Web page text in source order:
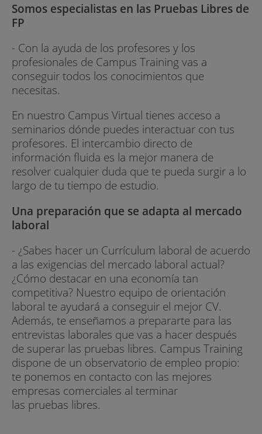
Somos especialistas en las Pruebas Libres de
FP
- Con la ayuda de los profesores y los
profesionales de Campus Training vas a
conseguir todos los conocimientos que
necesitas.
En nuestro Campus Virtual tienes acceso a
seminarios dónde puedes interactuar con tus
profesores. El intercambio directo de
información fluida es la mejor manera de
resolver cualquier duda que te pueda surgir a lo
largo de tu tiempo de estudio.
Una preparación que se adapta al mercado
laboral
- ¿Sabes hacer un Currículum laboral de acuerdo
a las exigencias del mercado laboral actual?
¿Cómo destacar en una economía tan
competitiva? Nuestro equipo de orientación
laboral te ayudará a conseguir el mejor CV.
Además, te enseñamos a prepararte para las
entrevistas laborales que vas a hacer después
de superar las pruebas libres. Campus Training
dispone de un observatorio de empleo propio:
te ponemos en contacto con las mejores
empresas comerciales al terminar
las pruebas libres.